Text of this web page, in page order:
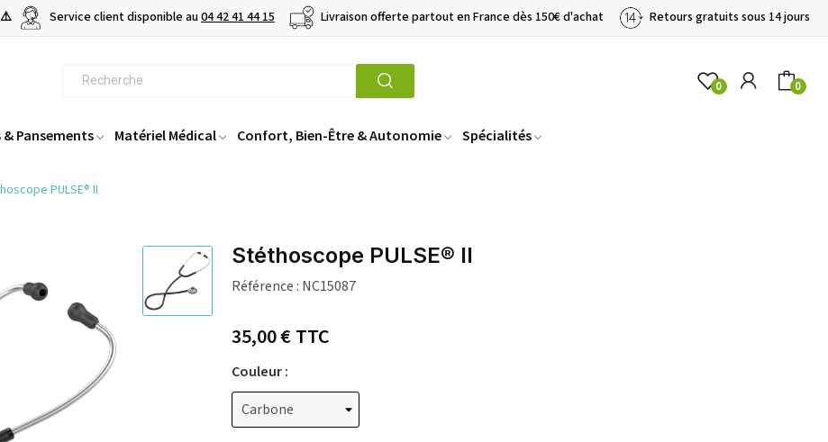
⚠️ Service client disponible au04 42 41 44 15 Livraison offerte partout en France dès 150€ d'achat Retours gratuits sous 14 jours
0 0
& Pansements Matériel Médical Confort, Bien-Être & Autonomie Spécialités
PULSE® II
Stéthoscope PULSE® II
Référence : NC15087
35,00 €TTC
Couleur :